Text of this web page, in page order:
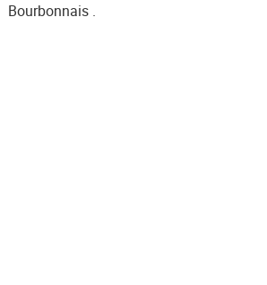
Bourbonnais .